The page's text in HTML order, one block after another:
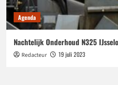
Agenda
Nachtelijk Onderhoud N325
Redacteur 19 juli 2023